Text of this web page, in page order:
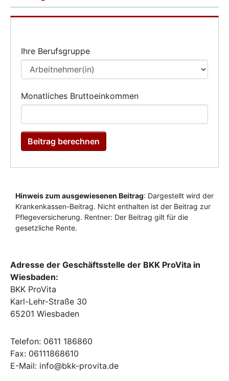
Adresse der Geschäftsstelle der BKK ProVita in
Wiesbaden:
BKK ProVita
Karl-Lehr-Straße 30
65201 Wiesbaden
Telefon: 0611 186860
Fax: 06111868610
E-Mail: info@bkk-provita.de